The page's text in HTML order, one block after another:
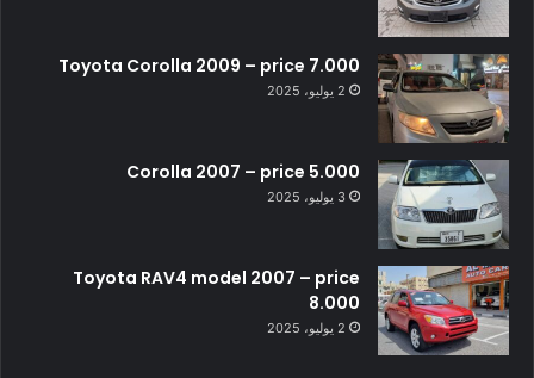
Toyota Corolla 2009 – price 7.000
2 يوليو، 2025
Corolla 2007 – price 5.000
3 يوليو، 2025
Toyota RAV4 model 2007 – price
8.000
2 يوليو، 2025